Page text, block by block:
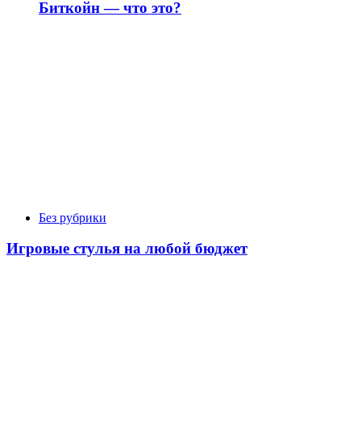
Биткойн — что это?
Без рубрики
Игровые стулья на любой бюджет